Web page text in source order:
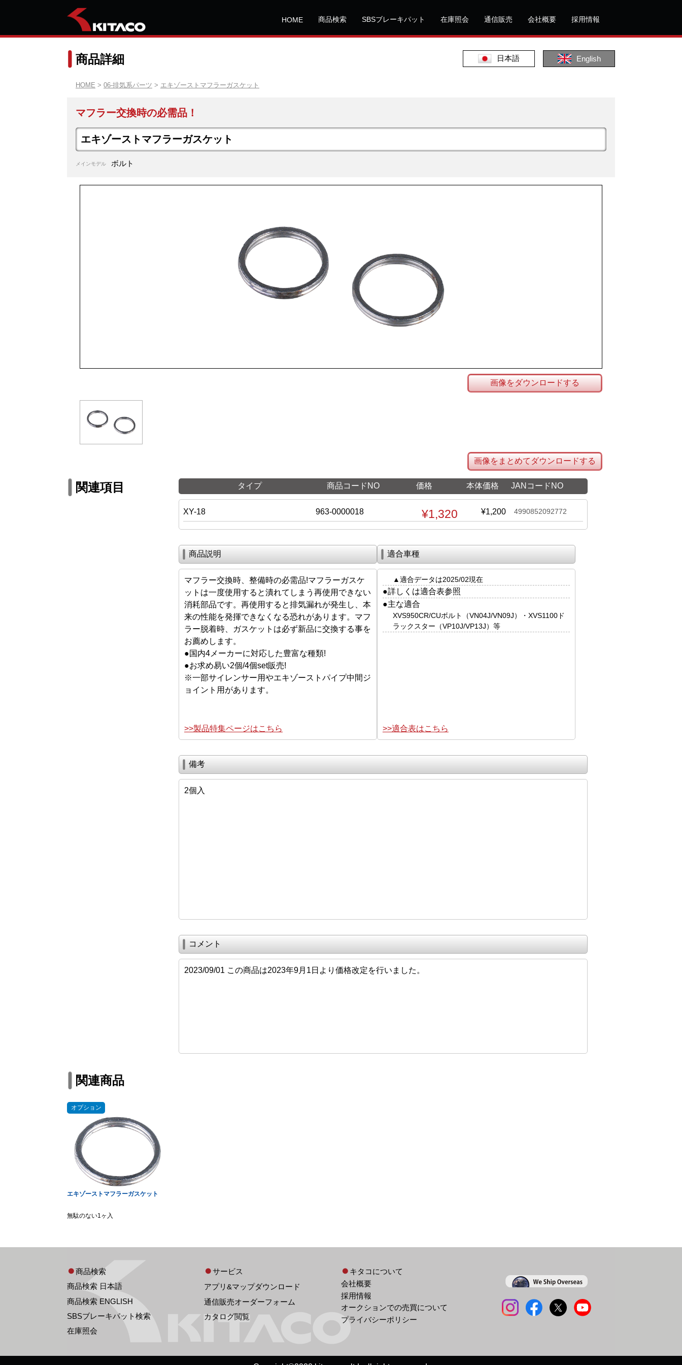
HOME 商品検索 SBSブレーキパット 在庫照会 通信販売 会社概要 採用情報
日本語 English
商品詳細
HOME > 06-排気系パーツ > エキゾーストマフラーガスケット
マフラー交換時の必需品！
エキゾーストマフラーガスケット
メインモデル ボルト
画像をダウンロードする
画像をまとめてダウンロードする
関連項目 タイプ 商品コードNO 価格 本体価格 JANコードNO
XY-18 963-0000018 ¥1,320 ¥1,200 4990852092772
商品説明
マフラー交換時、整備時の必需品!マフラーガスケ
ットは一度使用すると潰れてしまう再使用できない
消耗部品です。再使用すると排気漏れが発生し、本
来の性能を発揮できなくなる恐れがあります。マフ
ラー脱着時、ガスケットは必ず新品に交換する事を
お薦めします。
●国内4メーカーに対応した豊富な種類!
●お求め易い2個/4個set販売!
※一部サイレンサー用やエキゾーストパイプ中間ジ
ョイント用があります。
>>製品特集ページはこちら
適合車種
▲適合データは2025/02現在
●詳しくは適合表参照
●主な適合
XVS950CR/CUボルト（VN04J/VN09J）・XVS1100ド
ラックスター（VP10J/VP13J）等
>>適合表はこちら
備考
2個入
コメント
2023/09/01 この商品は2023年9月1日より価格改定を行いました。
関連商品
オプション
エキゾーストマフラーガスケット
無駄のない1ヶ入
商品検索
商品検索 日本語
商品検索 ENGLISH
SBSブレーキパット検索
在庫照会
サービス
アプリ&マップダウンロード
通信販売オーダーフォーム
カタログ閲覧
キタコについて
会社概要
採用情報
オークションでの売買について
プライバシーポリシー